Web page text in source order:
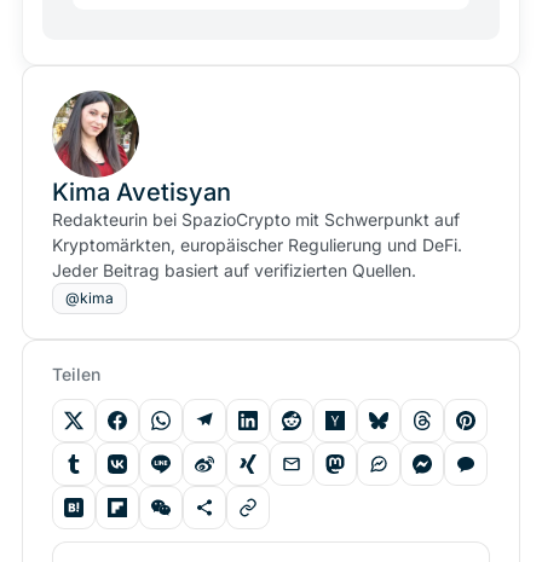
Kima Avetisyan
Redakteurin bei SpazioCrypto mit Schwerpunkt auf
Kryptomärkten, europäischer Regulierung und DeFi.
Jeder Beitrag basiert auf verifizierten Quellen.
@kima
Teilen